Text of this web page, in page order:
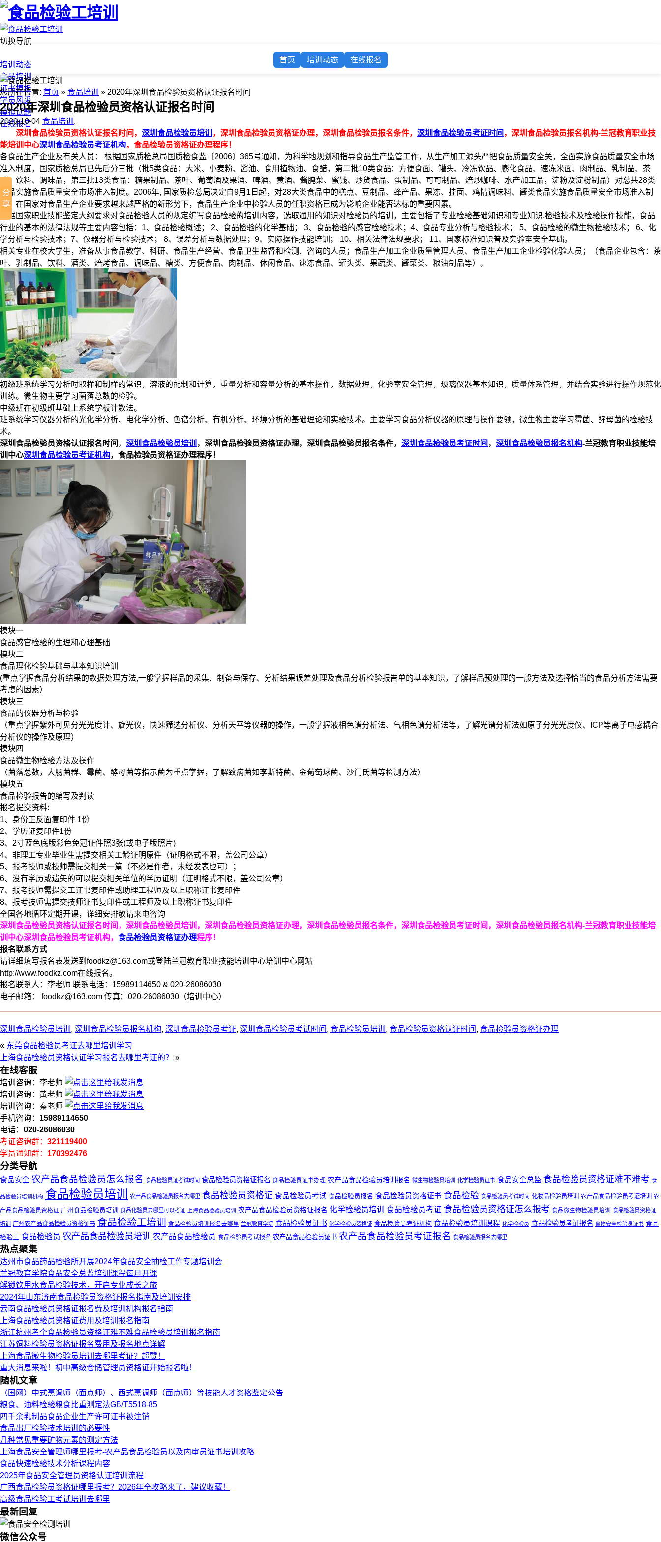
切换导航
培训动态
食品培训
证书模板
学员风采
模拟试题
在线报名
首页 培训动态 在线报名
您所在位置: 首页 » 食品培训 » 2020年深圳食品检验员资格认证报名时间
2020年深圳食品检验员资格认证报名时间
2020-10-04 食品培训 .
深圳食品检验员资格认证报名时间， 深圳食品检验员培训 ，深圳食品检验员资格证办理，深圳食品检验员报名条件， 深圳食品检验员考证时间 ，深圳食品检验员报名机构-兰冠教育职业技
能培训中心深圳食品检验员考证机构，食品检验员资格证办理程序！
各食品生产企业及有关人员： 根据国家质检总局国质检食监〔2006〕365号通知，为科学地规划和指导食品生产监管工作，从生产加工源头严把食品质量安全关，全面实施食品质量安全市场
准入制度，国家质检总局已先后分三批（批5类食品：大米、小麦粉、酱油、食用植物油、食醋，第二批10类食品：方便食面、罐头、冷冻饮品、膨化食品、速冻米面、肉制品、乳制品、茶
叶、饮料、调味品，第三批13类食品：糖果制品、茶叶、葡萄酒及果酒、啤酒、黄酒、酱腌菜、蜜饯、炒货食品、蛋制品、可可制品、焙炒咖啡、水产加工品，淀粉及淀粉制品）对总共28类
食品实施食品质量安全市场准入制度。2006年, 国家质检总局决定自9月1日起，对28大类食品中的糕点、豆制品、蜂产品、果冻、挂面、鸡精调味料、酱类食品实施食品质量安全市场准入制
度。在国家对食品生产企业要求越来越严格的新形势下，食品生产企业中检验人员的任职资格已成为影响企业能否达标的重要因素。
根据国家职业技能鉴定大纲要求对食品检验人员的规定编写食品检验的培训内容，选取通用的知识对检验员的培训，主要包括了专业检验基础知识和专业知识,检验技术及检验操作技能，食品
行业的基本的法律法规等主要内容包括：1、食品检验概述； 2、食品检验的化学基础； 3、食品检验的感官检验技术；4、食品专业分析与检验技术； 5、食品检验的微生物检验技术； 6、化
学分析与检验技术；7、仪器分析与检验技术； 8、误差分析与数据处理；9、实际操作技能培训； 10、相关法律法规要求； 11、国家标准知识普及实验室安全基础。
相关专业在校大学生，准备从事食品教学、科研、食品生产经营、食品卫生监督和检测、咨询的人员；食品生产加工企业质量管理人员、食品生产加工企业检验化验人员；（食品企业包含：茶
叶、乳制品、饮料、酒类、焙烤食品、调味品、糖类、方便食品、肉制品、休闲食品、速冻食品、罐头类、果蔬类、酱菜类、粮油制品等）。
初级班系统学习分析时取样和制样的常识，溶液的配制和计算，重量分析和容量分析的基本操作，数据处理，化验室安全管理，玻璃仪器基本知识，质量体系管理，并结合实验进行操作规范化
训练。微生物主要学习菌落总数的检验。
中级班在初级班基础上系统学板计数法。
班系统学习仪器分析的光化学分析、电化学分析、色谱分析、有机分析、环境分析的基础理论和实验技术。主要学习食品分析仪器的原理与操作要领，微生物主要学习霉菌、酵母菌的检验技
术。
深圳食品检验员资格认证报名时间， 深圳食品检验员培训 ，深圳食品检验员资格证办理，深圳食品检验员报名条件， 深圳食品检验员考证时间 ， 深圳食品检验员报名机构-兰冠教育职业技能培
训中心深圳食品检验员考证机构，食品检验员资格证办理程序！
模块一
食品感官检验的生理和心理基础
模块二
食品理化检验基础与基本知识培训
(重点掌握食品分析结果的数据处理方法,一般掌握样品的采集、制备与保存、分析结果误差处理及食品分析检验报告单的基本知识，了解样品预处理的一般方法及选择恰当的食品分析方法需要
考虑的因素）
模块三
食品的仪器分析与检验
（重点掌握紫外可见分光光度计、旋光仪，快速筛选分析仪、分析天平等仪器的操作，一般掌握液相色谱分析法、气相色谱分析法等，了解光谱分析法如原子分光光度仪、ICP等离子电感耦合
分析仪的操作及原理）
模块四
食品微生物检验方法及操作
（菌落总数，大肠菌群、霉菌、酵母菌等指示菌为重点掌握，了解致病菌如李斯特菌、金葡萄球菌、沙门氏菌等检测方法）
模块五
食品检验报告的编写及判读
报名提交资料:
1、身份正反面复印件 1份
2、学历证复印件1份
3、2寸蓝色底版彩色免冠证件照3张(或电子版照片)
4、非理工专业毕业生需提交相关工龄证明原件（证明格式不限，盖公司公章）
5、报考技师或技师需提交相关一篇（不必是作者，未经发表也可）；
6、没有学历或遗矢的可以提交相关单位的学历证明（证明格式不限，盖公司公章）
7、报考技师需提交工证书复印件或助理工程师及以上职称证书复印件
8、报考技师需提交技师证书复印件或工程师及以上职称证书复印件
全国各地循环定期开课，详细安排敬请来电咨询
深圳食品检验员资格认证报名时间， 深圳食品检验员培训 ，深圳食品检验员资格证办理，深圳食品检验员报名条件， 深圳食品检验员考证时间 ，深圳食品检验员报名机构-兰冠教育职业技能培
训中心深圳食品检验员考证机构， 食品检验员资格证办理程序！
报名联系方式
请详细填写报名表发送到foodkz@163.com或登陆兰冠教育职业技能培训中心培训中心网站
http://www.foodkz.com在线报名。
报名联系人：李老师 联系电话：15989114650 & 020-26086030
电子邮箱： foodkz@163.com 传真：020-26086030（培训中心）
深圳食品检验员培训 , 深圳食品检验员报名机构, 深圳食品检验员考证, 深圳食品检验员考试时间 , 食品检验员培训 , 食品检验员资格认证时间 , 食品检验员资格证办理
« 东莞食品检验员考证去哪里培训学习
上海食品检验员资格认证学习报名去哪里考证的？
»
在线客服
培训咨询：李老师
培训咨询：黄老师
培训咨询：秦老师
手机咨询： 15989114650
电话： 020-26086030
考证咨询群： 321119400
学员通知群： 170392476
分类导航
食品安全 农产品食品检验员怎么报名 食品检验员证考试时间 食品检验员资格证报名 食品检验员证书办理 农产品食品检验员培训报名 微生物检验员培训 化学检验员证书 食品安全总监 食品检验员资格证难不难考 食
品检验员培训机构 食品检验员培训 农产品食品检验员报名去哪里 食品检验员资格证 食品检验员考试 食品检验员报名 食品检验员资格证书 食品检验 食品检验员考试时间 化妆品检验员培训 农产品食品检验员考证培训 农
产品食品检验员资格证 广州食品检验员培训 食品化验员去哪里可以考证 上海食品检验员培训 农产品食品检验员资格证报名 化学检验员培训 食品检验员考证 食品检验员资格证怎么报考 食品微生物检验员培训 食品检验员资格证
培训 广州农产品食品检验员资格证书 食品检验工培训 食品检验员培训报名去哪里 兰冠教育学院 食品检验员证书 化学检验员资格证 食品检验员考证机构 食品检验员培训课程 化学检验员 食品检验员考证报名 食物安全检验员证书 食品
检验工 食品检验员 农产品食品检验员培训 农产品食品检验员 食品检验员考试报名 农产品食品检验员证书 农产品食品检验员考证报名 食品检验员报名去哪里
热点聚集
达州市食品药品检验所开展2024年食品安全抽检工作专题培训会
兰冠教育学院食品安全总监培训课程每月开课
解锁饮用水食品检验技术，开启专业成长之旅
2024年山东济南食品检验员资格证报名指南及培训安排
云南食品检验员资格证报名费及培训机构报名指南
上海食品检验员资格证费用及培训报名指南
浙江杭州考个食品检验员资格证难不难食品检验员培训报名指南
江苏饲料检验员资格证报名费用及报名地点详解
上海食品微生物检验员培训去哪里考证？超赞！
重大消息来啦！初中高级仓储管理员资格证开始报名啦！
随机文章
（国网）中式烹调师（面点师）、西式烹调师（面点师）等技能人才资格鉴定公告
粮食、油料检验粮食比重测定法GB/T5518-85
四千余乳制品食品企业生产许可证书被注销
食品出厂检验技术培训的必要性
几种常见重要矿物元素的测定方法
上海食品安全管理师哪里报考-农产品食品检验员以及内审员证书培训攻略
食品快速检验技术分析课程内容
2025年食品安全管理员资格认证培训流程
广西食品检验员资格证哪里报考？2026年全攻略来了，建议收藏！
高级食品检验工考试培训去哪里
最新回复
微信公众号